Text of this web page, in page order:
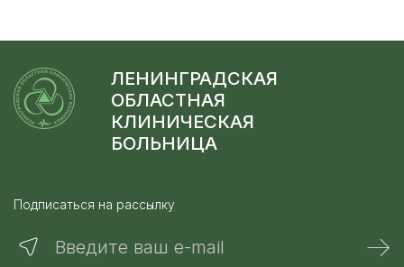
ЛЕНИНГРАДСКАЯ
ОБЛАСТНАЯ
КЛИНИЧЕСКАЯ
БОЛЬНИЦА
Подписаться на рассылку
Введите ваш e-mail